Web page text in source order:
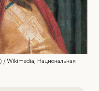
/ Wikimedia, Национальная